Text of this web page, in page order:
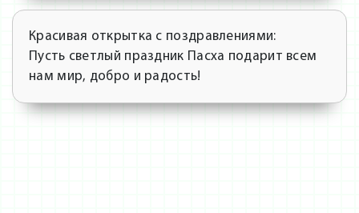
Красивая открытка с поздравлениями:
Пусть светлый праздник Пасха подарит всем
нам мир, добро и радость!